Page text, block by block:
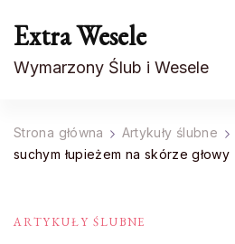
Extra Wesele
Wymarzony Ślub i Wesele
Strona główna Artykuły ślubne
suchym łupieżem na skórze głowy
ARTYKUŁY ŚLUBNE